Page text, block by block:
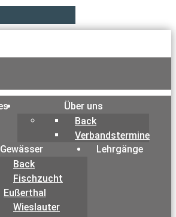
Über uns
Back
Verbandstermine
Gewässer
Back
Fischzucht
Eußerthal
Wieslauter
Lehrgänge